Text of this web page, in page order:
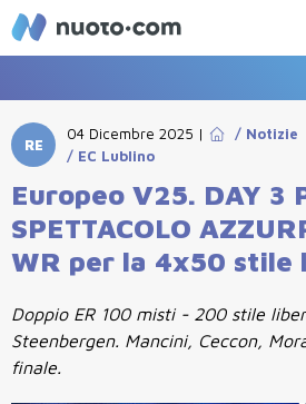
RE
04 Dicembre 2025 | / Notizie
/ EC Lublino
Europeo V25. DAY 3
SPETTACOLO
WR per la 4x50 stile
Doppio ER 100 misti - 200 stile
Steenbergen. Mancini, Ceccon,
finale.